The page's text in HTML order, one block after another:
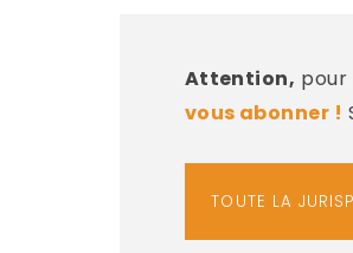
Attention, pour
vous abonner !
TOUTE LA